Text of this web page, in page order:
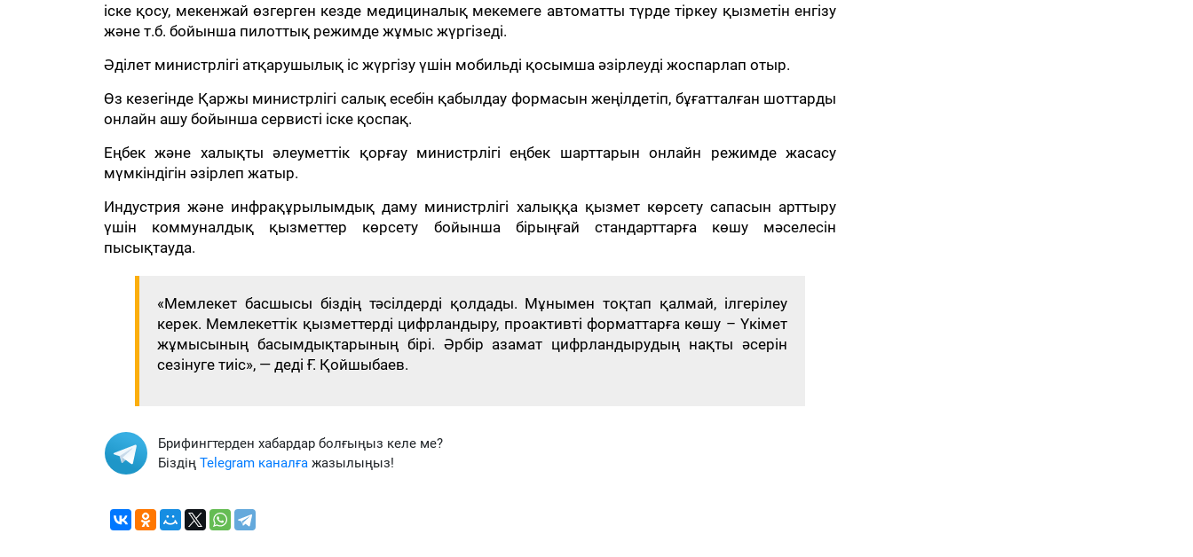
іске қосу, мекенжай өзгерген кезде медициналық мекемеге автоматты түрде тіркеу қызметін енгізу
және т.б. бойынша пилоттық режимде жұмыс жүргізеді.
Әділет министрлігі атқарушылық іс жүргізу үшін мобильді қосымша әзірлеуді жоспарлап отыр.
Өз кезегінде Қаржы министрлігі салық есебін қабылдау формасын жеңілдетіп, бұғатталған шоттарды
онлайн ашу бойынша сервисті іске қоспақ.
Еңбек және халықты әлеуметтік қорғау министрлігі еңбек шарттарын онлайн режимде жасасу
мүмкіндігін әзірлеп жатыр.
Индустрия және инфрақұрылымдық даму министрлігі халыққа қызмет көрсету сапасын арттыру
үшін коммуналдық қызметтер көрсету бойынша бірыңғай стандарттарға көшу мәселесін
пысықтауда.
«Мемлекет басшысы біздің тәсілдерді қолдады. Мұнымен тоқтап қалмай, ілгерілеу
керек. Мемлекеттік қызметтерді цифрландыру, проактивті форматтарға көшу – Үкімет
жұмысының басымдықтарының бірі. Әрбір азамат цифрландырудың нақты әсерін
сезінуге тиіс», — деді Ғ. Қойшыбаев.
Брифингтерден хабардар болғыңыз келе ме?
Біздің Telegram каналға жазылыңыз!